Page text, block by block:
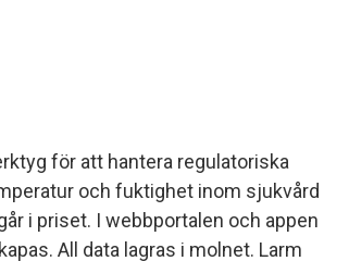
för att hantera regulatoriska
och fuktighet inom sjukvård
i priset. I webbportalen och appen
All data lagras i molnet. Larm